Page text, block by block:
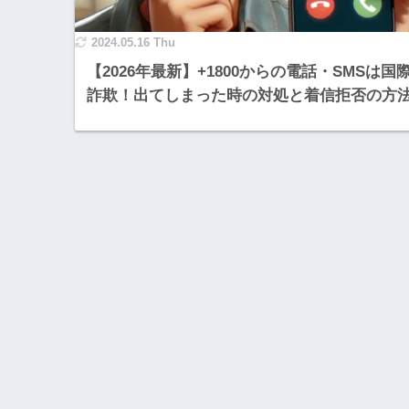
2024.05.16 Thu
【2026年最新】+1800からの電話・SMSは国
詐欺！出てしまった時の対処と着信拒否の方